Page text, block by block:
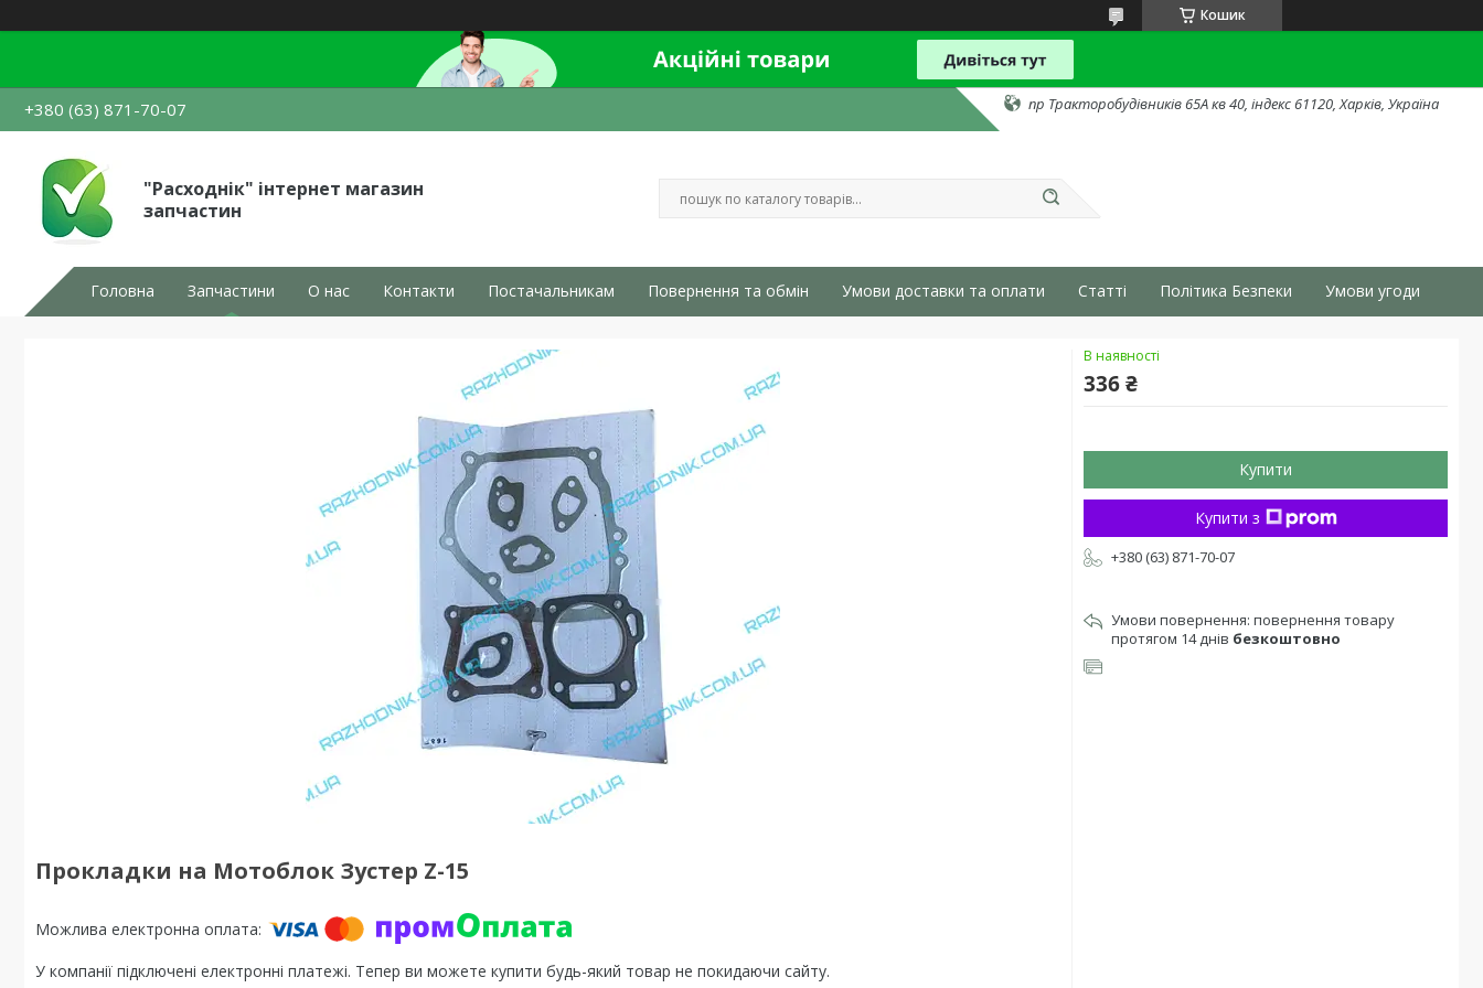
Кошик
+380 (63) 871-70-07 пр Тракторобудівників 65А кв 40, індекс 61120, Харків, Україна
"Расходнік" інтернет магазин
запчастин
Головна Запчастини О нас Контакти Постачальникам Повернення та обмін Умови доставки та оплати Статті Політика Безпеки Умови угоди
Прокладки на Мотоблок Зустер Z-15
У компанії підключені електронні платежі. Тепер ви можете купити будь-який товар не покидаючи сайту.
В наявності
336 ₴
Купити
Купити з
+380 (63) 871-70-07
повернення товару
протягом 14 днів безкоштовно